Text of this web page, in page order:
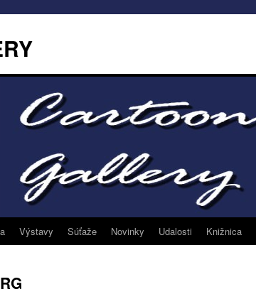
Výstavy Súťaže Novinky Udalosti Knižnica